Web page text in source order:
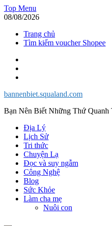
Skip
to
Top Menu
08/08/2026
Trang chủ
Tìm kiếm voucher Shopee
bannenbiet.squaland.com
Bạn Nên Biết Những Thứ Quanh
Địa Lý
Lịch Sử
Tri thức
Chuyện Lạ
Đọc và suy ngẫm
Công Nghệ
Blog
Sức Khỏe
Làm cha mẹ
Nuôi con